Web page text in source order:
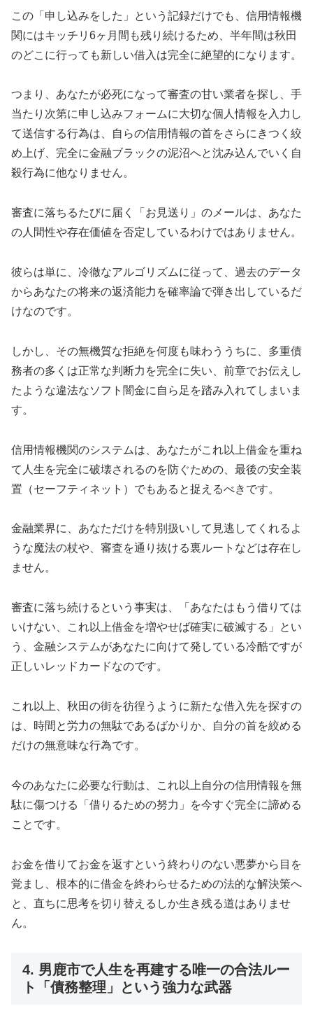
この「申し込みをした」という記録だけでも、信用情報機
関にはキッチリ6ヶ月間も残り続けるため、半年間は秋田
のどこに行っても新しい借入は完全に絶望的になります。
つまり、あなたが必死になって審査の甘い業者を探し、手
当たり次第に申し込みフォームに大切な個人情報を入力し
て送信する行為は、自らの信用情報の首をさらにきつく絞
め上げ、完全に金融ブラックの泥沼へと沈み込んでいく自
殺行為に他なりません。
審査に落ちるたびに届く「お見送り」のメールは、あなた
の人間性や存在価値を否定しているわけではありません。
彼らは単に、冷徹なアルゴリズムに従って、過去のデータ
からあなたの将来の返済能力を確率論で弾き出しているだ
けなのです。
しかし、その無機質な拒絶を何度も味わううちに、多重債
務者の多くは正常な判断力を完全に失い、前章でお伝えし
たような違法なソフト闇金に自ら足を踏み入れてしまいま
す。
信用情報機関のシステムは、あなたがこれ以上借金を重ね
て人生を完全に破壊されるのを防ぐための、最後の安全装
置（セーフティネット）でもあると捉えるべきです。
金融業界に、あなただけを特別扱いして見逃してくれるよ
うな魔法の杖や、審査を通り抜ける裏ルートなどは存在し
ません。
審査に落ち続けるという事実は、「あなたはもう借りては
いけない、これ以上借金を増やせば確実に破滅する」とい
う、金融システムがあなたに向けて発している冷酷ですが
正しいレッドカードなのです。
これ以上、秋田の街を彷徨うように新たな借入先を探すの
は、時間と労力の無駄であるばかりか、自分の首を絞める
だけの無意味な行為です。
今のあなたに必要な行動は、これ以上自分の信用情報を無
駄に傷つける「借りるための努力」を今すぐ完全に諦める
ことです。
お金を借りてお金を返すという終わりのない悪夢から目を
覚まし、根本的に借金を終わらせるための法的な解決策へ
と、直ちに思考を切り替えるしか生き残る道はありませ
ん。
4. 男鹿市で人生を再建する唯一の合法ルー
ト「債務整理」という強力な武器